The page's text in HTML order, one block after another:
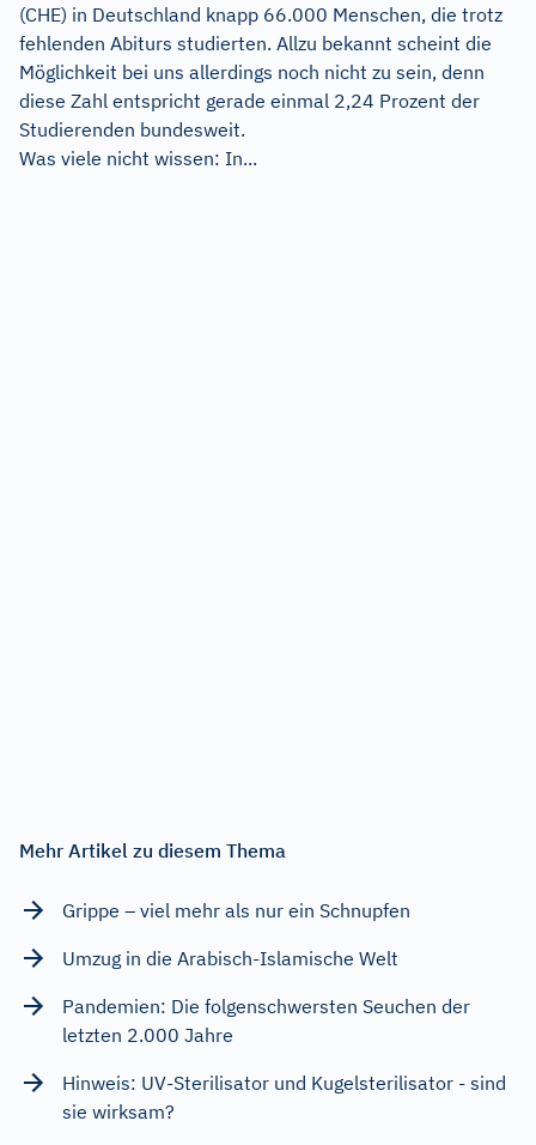
(CHE) in Deutschland knapp 66.000 Menschen, die trotz
fehlenden Abiturs studierten. Allzu bekannt scheint die
Möglichkeit bei uns allerdings noch nicht zu sein, denn
diese Zahl entspricht gerade einmal 2,24 Prozent der
Studierenden bundesweit.
Was viele nicht wissen: In...
Mehr Artikel zu diesem Thema
Grippe – viel mehr als nur ein Schnupfen
Umzug in die Arabisch-Islamische Welt
Pandemien: Die folgenschwersten Seuchen der
letzten 2.000 Jahre
Hinweis: UV-Sterilisator und Kugelsterilisator - sind
sie wirksam?